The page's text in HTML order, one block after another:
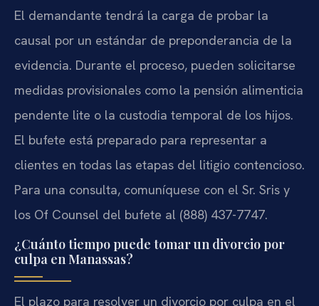
El demandante tendrá la carga de probar la
causal por un estándar de preponderancia de la
evidencia. Durante el proceso, pueden solicitarse
medidas provisionales como la pensión alimenticia
pendente lite o la custodia temporal de los hijos.
El bufete está preparado para representar a
clientes en todas las etapas del litigio contencioso.
Para una consulta, comuníquese con el Sr. Sris y
los Of Counsel del bufete al (888) 437-7747.
¿Cuánto tiempo puede tomar un divorcio por
culpa en Manassas?
El plazo para resolver un divorcio por culpa en el